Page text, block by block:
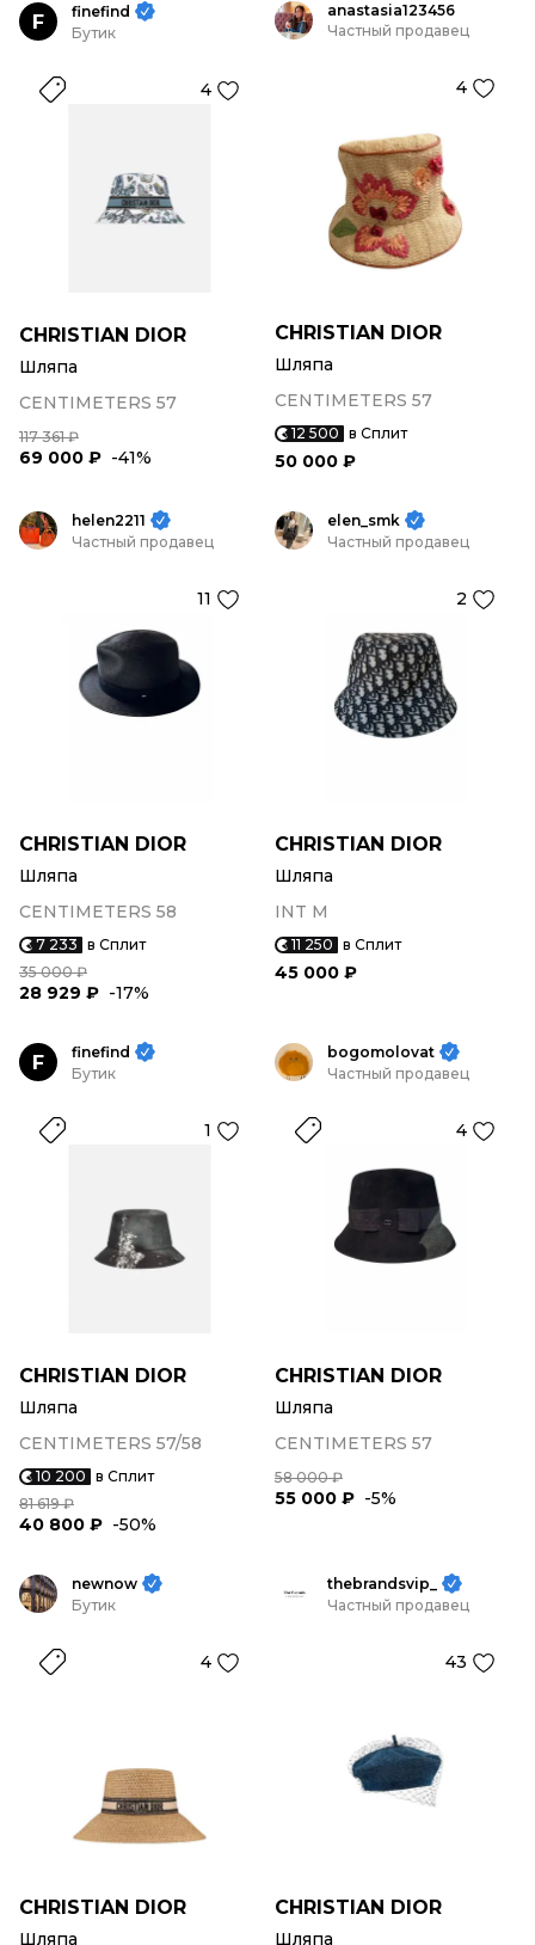
F
finefind
Бутик
4
CHRISTIAN DIOR
Шляпа
CENTIMETERS 57
117 361 ₽
69 000 ₽ -41%
anastasia123456
Частный продавец
4
CHRISTIAN DIOR
Шляпа
CENTIMETERS 57
12 500 в Сплит
50 000 ₽
helen2211
Частный продавец
11
CHRISTIAN DIOR
Шляпа
CENTIMETERS 58
7 233 в Сплит
35 000 ₽
28 929 ₽ -17%
elen_smk
Частный продавец
2
CHRISTIAN DIOR
Шляпа
INT M
11 250 в Сплит
45 000 ₽
F
finefind
Бутик
1
CHRISTIAN DIOR
Шляпа
CENTIMETERS 57/58
10 200 в Сплит
81 619 ₽
40 800 ₽ -50%
bogomolovat
Частный продавец
4
CHRISTIAN DIOR
Шляпа
CENTIMETERS 57
58 000 ₽
55 000 ₽ -5%
newnow
Бутик
4
CHRISTIAN DIOR
Шляпа
thebrandsvip_
Частный продавец
43
CHRISTIAN DIOR
Шляпа